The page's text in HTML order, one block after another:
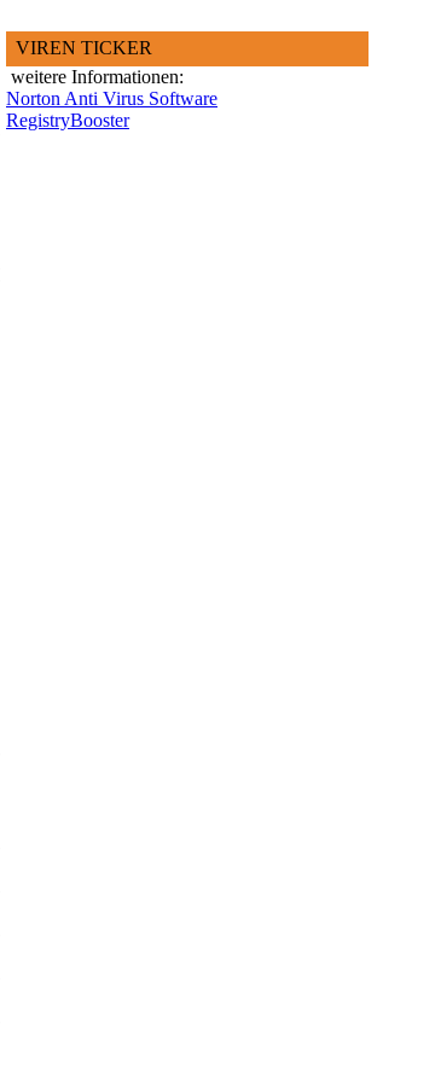
VIREN TICKER
weitere Informationen:
Norton Anti Virus Software
RegistryBooster